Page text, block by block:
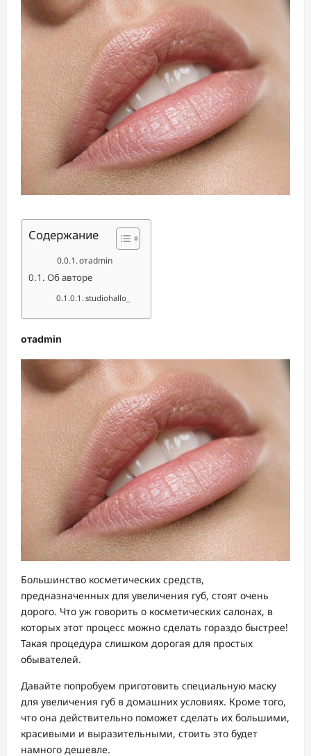
Содержание
отadmin
Об авторе
studiohallo_
отadmin
Большинство косметических средств,
предназначенных для увеличения губ, стоят очень
дорого. Что уж говорить о косметических салонах, в
которых этот процесс можно сделать гораздо быстрее!
Такая процедура слишком дорогая для простых
обывателей.
Давайте попробуем приготовить специальную маску
для увеличения губ в домашних условиях. Кроме того,
что она действительно поможет сделать их большими,
красивыми и выразительными, стоить это будет
намного дешевле.